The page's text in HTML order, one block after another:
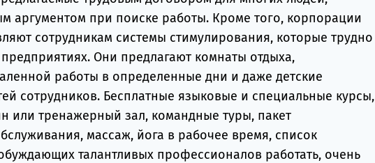
аргументом при поиске работы. Кроме того, корпорации
сотрудникам системы стимулирования, которые трудно
Они предлагают комнаты отдыха,
работы в определенные дни и даже детские
сотрудников. Бесплатные языковые и специальные курсы,
или тренажерный зал, командные туры, пакет
массаж, йога в рабочее время, список
талантливых профессионалов работать, очень